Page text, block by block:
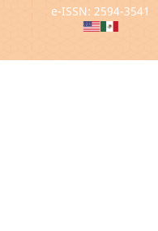
e-ISSN: 2594-3541